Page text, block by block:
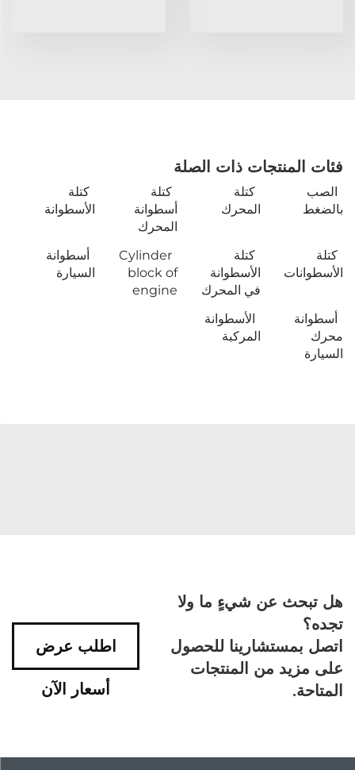
فئات المنتجات ذات الصلة
الصب
بالضغط
كتلة
المحرك
كتلة
أسطوانة
المحرك
كتلة
الأسطوانة
كتلة
الأسطوانات
كتلة
الأسطوانة
في المحرك
Cylinder
block of
engine
أسطوانة
السيارة
أسطوانة
محرك
السيارة
الأسطوانة
المركبة
هل تبحث عن شيءٍ ما ولا
تجده؟
اتصل بمستشارينا للحصول
على مزيد من المنتجات
المتاحة.
اطلب عرض
أسعار الآن